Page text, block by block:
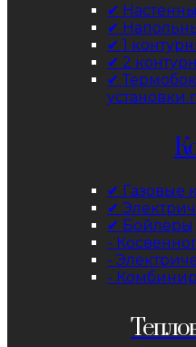
✔
✔
✔ 1
✔ 2
✔
установки
✔ Газовые
✔
✔ Бойлеры
-
-
-